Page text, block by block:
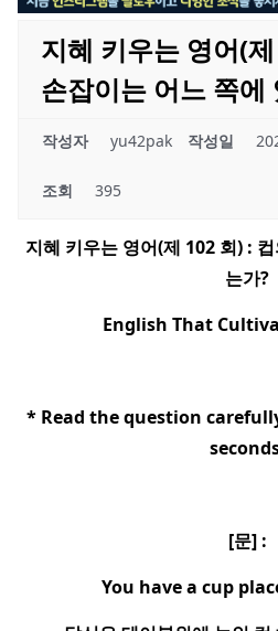
지혜 키우는 영어(
손잡이는 어느 쪽에
작성자 yu42pak 작성일
조회 395
지혜 키우는 영어(제 102 회) :
는가?
English That
* Read the question
[문] :
You have a cup